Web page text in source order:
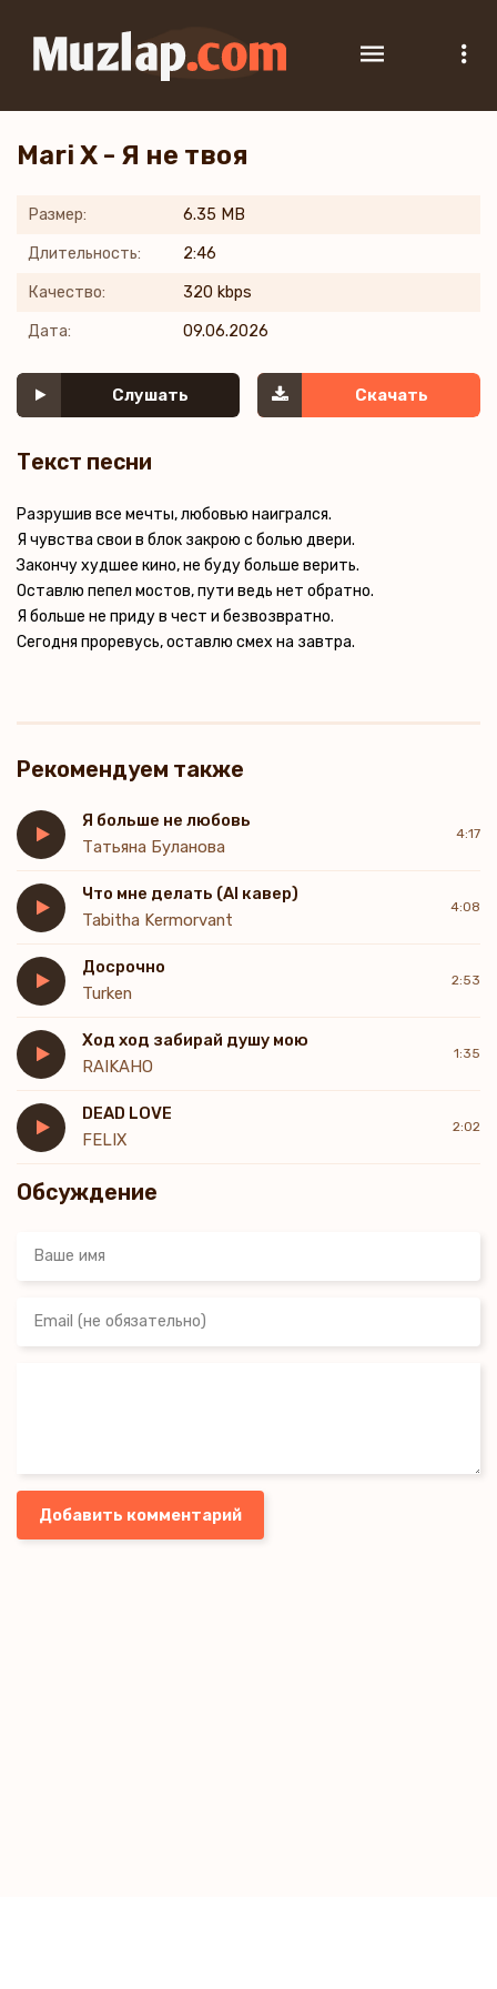
Mari X - Я не твоя
Размер: 6.35 MB
Длительность: 2:46
Качество: 320 kbps
Дата: 09.06.2026
Слушать Скачать
Текст песни
Разрушив все мечты, любовью наигрался.
Я чувства свои в блок закрою с болью двери.
Закончу худшее кино, не буду больше верить.
Оставлю пепел мостов, пути ведь нет обратно.
Я больше не приду в чест и безвозвратно.
Сегодня проревусь, оставлю смех на завтра.
Рекомендуем также
Я больше не любовь
Татьяна Буланова
4:17
Что мне делать (AI кавер)
Tabitha Kermorvant
4:08
Досрочно
Turken
2:53
Ход ход забирай душу мою
RAIKAHO
1:35
DEAD LOVE
FELIX
2:02
Обсуждение
Добавить комментарий